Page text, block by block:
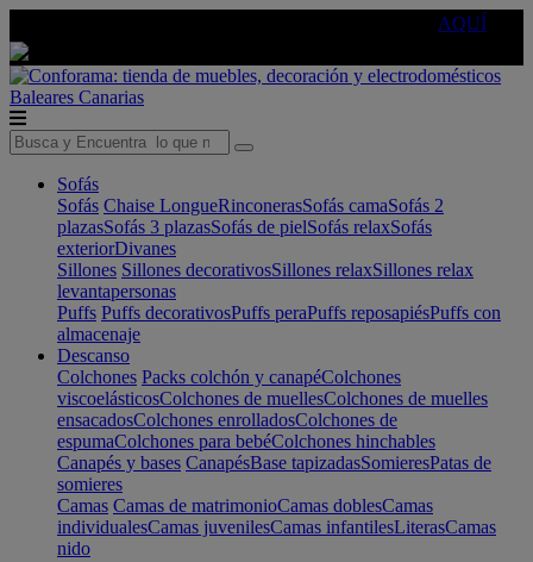
AQUÍ
Baleares Canarias
Sofás
Sofás Chaise LongueRinconerasSofás camaSofás 2
plazasSofás 3 plazasSofás de pielSofás relaxSofás
exteriorDivanes
Sillones Sillones decorativosSillones relaxSillones relax
levantapersonas
Puffs Puffs decorativosPuffs peraPuffs reposapiésPuffs con
almacenaje
Descanso
Colchones Packs colchón y canapéColchones
viscoelásticosColchones de muellesColchones de muelles
ensacadosColchones enrolladosColchones de
espumaColchones para bebéColchones hinchables
Canapés y bases CanapésBase tapizadasSomieresPatas de
somieres
Camas Camas de matrimonioCamas doblesCamas
individualesCamas juvenilesCamas infantilesLiterasCamas
nido